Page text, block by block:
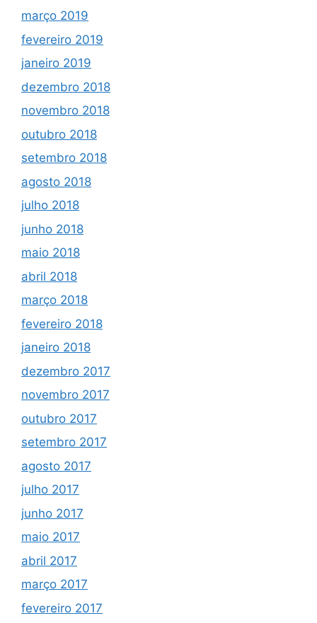
março 2019
fevereiro 2019
janeiro 2019
dezembro 2018
novembro 2018
outubro 2018
setembro 2018
agosto 2018
julho 2018
junho 2018
maio 2018
abril 2018
março 2018
fevereiro 2018
janeiro 2018
dezembro 2017
novembro 2017
outubro 2017
setembro 2017
agosto 2017
julho 2017
junho 2017
maio 2017
abril 2017
março 2017
fevereiro 2017